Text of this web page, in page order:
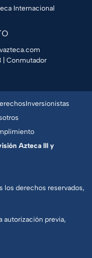
Internacional
| Conmutador
los derechos reservados,
autorización previa,
Inversionistas
Azteca III y